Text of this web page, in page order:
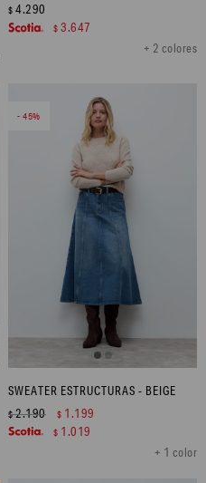
+ 2 colores
$ 4.290
$ 3.647
45
SWEATER ESTRUCTURAS - BEIGE
+ 1 color
$2.190 $ 1.199
$ 1.019